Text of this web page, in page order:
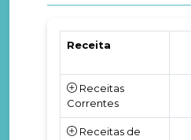
Receita
Receitas
Correntes
Receitas de